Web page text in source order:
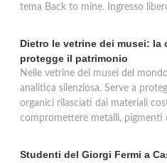
tema Back to mine. Ingresso
Dietro le vetrine dei musei:
protegge il patrimonio
Nelle vetrine dei musei del
analitica silenziosa. Serve a
organici rilasciati dai materiali
compromettere metalli, pigmenti
Studenti del Giorgi Fermi a